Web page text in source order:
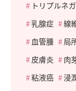
トリプルネ
乳腺症
線
血管腫
局
皮膚炎
肉
粘液癌
浸